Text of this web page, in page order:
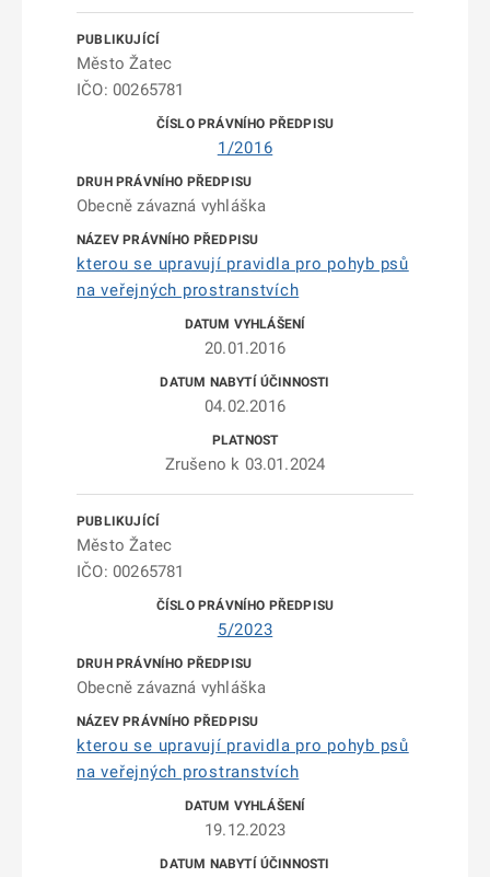
Město Žatec
IČO: 00265781
1/2016
Obecně závazná vyhláška
kterou se upravují pravidla pro pohyb psů
na veřejných prostranstvích
20.01.2016
04.02.2016
Zrušeno k 03.01.2024
Město Žatec
IČO: 00265781
5/2023
Obecně závazná vyhláška
kterou se upravují pravidla pro pohyb psů
na veřejných prostranstvích
19.12.2023